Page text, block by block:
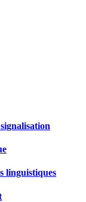
linguistiques